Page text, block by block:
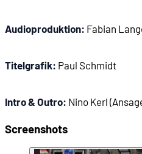
00:17:51
Audioproduktion: Fabian
Titelgrafik: Paul Schmidt
Intro & Outro: Nino Kerl
Screenshots